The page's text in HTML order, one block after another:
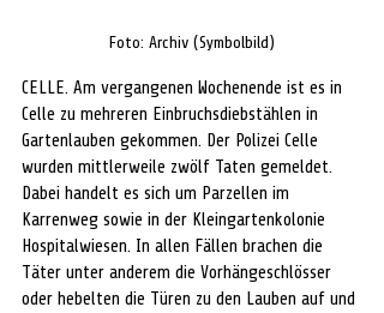
Foto: Archiv (Symbolbild)
CELLE. Am vergangenen Wochenende ist es in
Celle zu mehreren Einbruchsdiebstählen in
Gartenlauben gekommen. Der Polizei Celle
wurden mittlerweile zwölf Taten gemeldet.
Dabei handelt es sich um Parzellen im
Karrenweg sowie in der Kleingartenkolonie
Hospitalwiesen. In allen Fällen brachen die
Täter unter anderem die Vorhängeschlösser
oder hebelten die Türen zu den Lauben auf und